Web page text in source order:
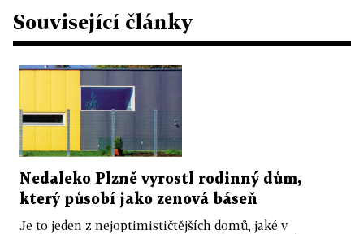
Související články
Nedaleko Plzně vyrostl rodinný dům,
který působí jako zenová báseň
Je to jeden z nejoptimističtějších domů, jaké v